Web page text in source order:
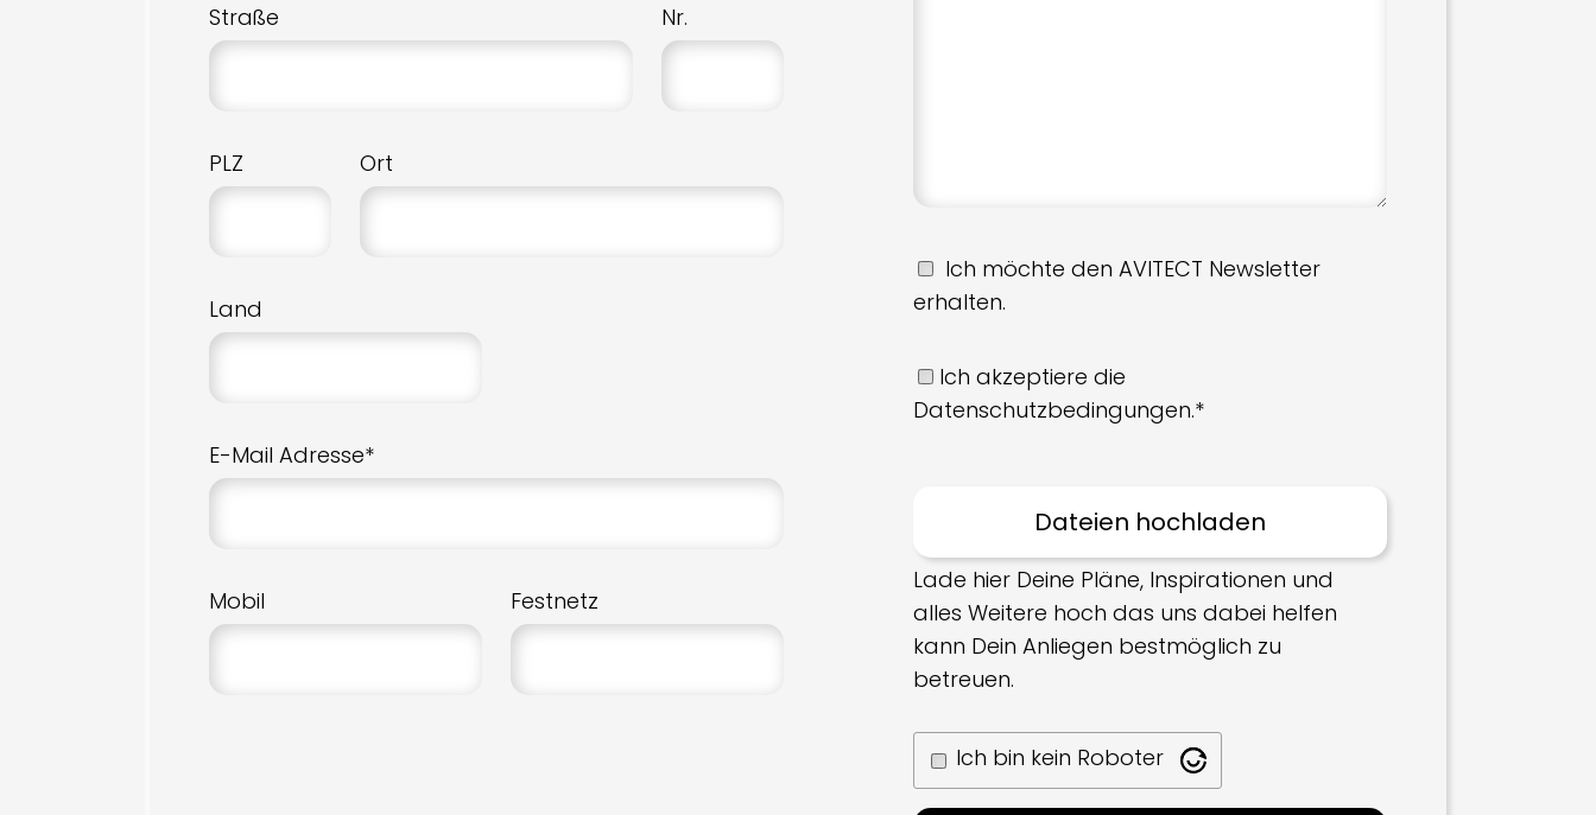
Straße Nr.
PLZ Ort
Land
E-Mail Adresse*
Mobil Festnetz
Ich möchte den AVITECT Newsletter
erhalten.
Ich akzeptiere die
Datenschutzbedingungen.*
Lade hier Deine Pläne, Inspirationen und
alles Weitere hoch das uns dabei helfen
kann Dein Anliegen bestmöglich zu
betreuen.
Ich bin kein Roboter